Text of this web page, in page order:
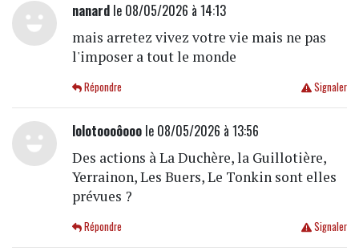
nanardle 08/05/2026 à 14:13
mais arretez vivez votre vie mais ne pas
l'imposer a tout le monde
Signaler
Répondre
lolotoooôooole 08/05/2026 à 13:56
Des actions à La Duchère, la Guillotière,
Yerrainon, Les Buers, Le Tonkin sont elles
prévues ?
Signaler
Répondre